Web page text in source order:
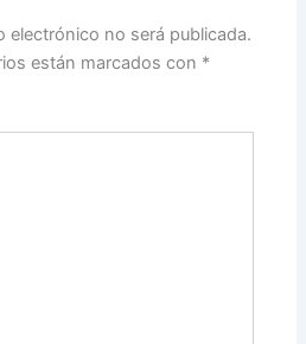
electrónico no será publicada.
están marcados con *